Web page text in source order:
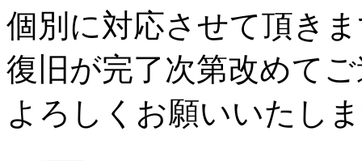
個別に対応させて頂き
復旧が完了次第改めて
よろしくお願いいたし